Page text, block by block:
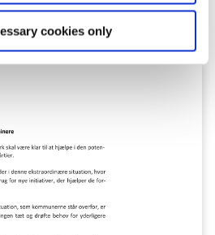
cookies only